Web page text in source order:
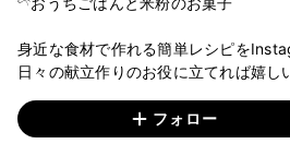
身近な食材で作れる簡単レシピを
日々の献立作りのお役に立てれば嬉し
フォロー